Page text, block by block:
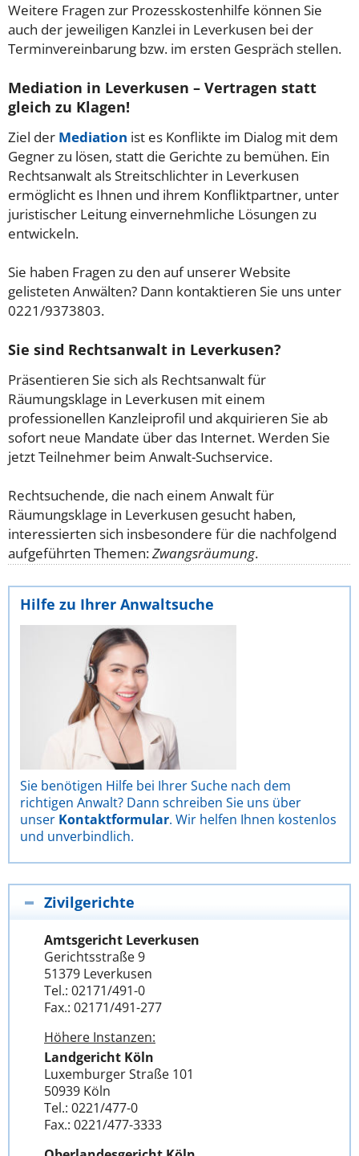
Weitere Fragen zur Prozesskostenhilfe können Sie
auch der jeweiligen Kanzlei in Leverkusen bei der
Terminvereinbarung bzw. im ersten Gespräch stellen.
Mediation in Leverkusen – Vertragen statt
gleich zu Klagen!
Ziel der Mediation ist es Konflikte im Dialog mit dem
Gegner zu lösen, statt die Gerichte zu bemühen. Ein
Rechtsanwalt als Streitschlichter in Leverkusen
ermöglicht es Ihnen und ihrem Konfliktpartner, unter
juristischer Leitung einvernehmliche Lösungen zu
entwickeln.
Sie haben Fragen zu den auf unserer Website
gelisteten Anwälten? Dann kontaktieren Sie uns unter
0221/9373803.
Sie sind Rechtsanwalt in Leverkusen?
Präsentieren Sie sich als Rechtsanwalt für
Räumungsklage in Leverkusen mit einem
professionellen Kanzleiprofil und akquirieren Sie ab
sofort neue Mandate über das Internet. Werden Sie
jetzt Teilnehmer beim Anwalt-Suchservice.
Rechtsuchende, die nach einem Anwalt für
Räumungsklage in Leverkusen gesucht haben,
interessierten sich insbesondere für die nachfolgend
aufgeführten Themen:Zwangsräumung.
Hilfe zu Ihrer Anwaltsuche
Sie benötigen Hilfe bei Ihrer Suche nach dem
richtigen Anwalt? Dann schreiben Sie uns über
unser Kontaktformular. Wir helfen Ihnen kostenlos
und unverbindlich.
Zivilgerichte
Amtsgericht Leverkusen
Gerichtsstraße 9
51379 Leverkusen
Tel.: 02171/491-0
Fax.: 02171/491-277
Höhere Instanzen:
Landgericht Köln
Luxemburger Straße 101
50939 Köln
Tel.: 0221/477-0
Fax.: 0221/477-3333